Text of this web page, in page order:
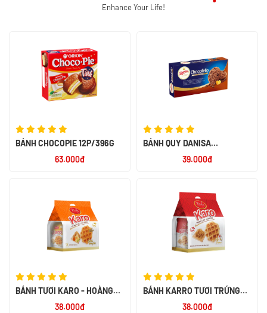
Enhance Your Life!
BÁNH CHOCOPIE 12P/396G
63.000đ
BÁNH QUY DANISA
CHOCOFELLO 150G - NK
INDONESIA39.000đ
BÁNH TƯƠI KARO - HOÀNG
38.000đ
BÁNH KARRO TƯƠI TRỨNG
38.000đ